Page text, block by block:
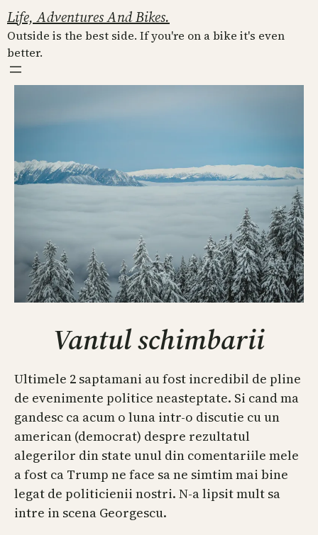
Skip
to
content
Life, Adventures And Bikes.
Outside is the best side. If you're on a bike it's even
better.
Vantul schimbarii
Ultimele 2 saptamani au fost incredibil de pline
de evenimente politice neasteptate. Si cand ma
gandesc ca acum o luna intr-o discutie cu un
american (democrat) despre rezultatul
alegerilor din state unul din comentariile mele
a fost ca Trump ne face sa ne simtim mai bine
legat de politicienii nostri. N-a lipsit mult sa
intre in scena Georgescu.